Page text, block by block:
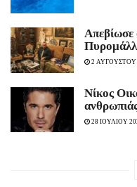
Απεβίωσε
2 ΑΥΓΟΥΣΤΟΥ
Νίκος
28 ΙΟΥΛΙΟΥ